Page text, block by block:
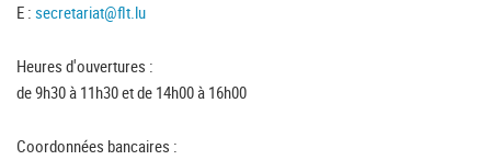
E : secretariat@flt.lu
Heures d'ouvertures :
de 9h30 à 11h30 et de 14h00 à 16h00
Coordonnées bancaires :